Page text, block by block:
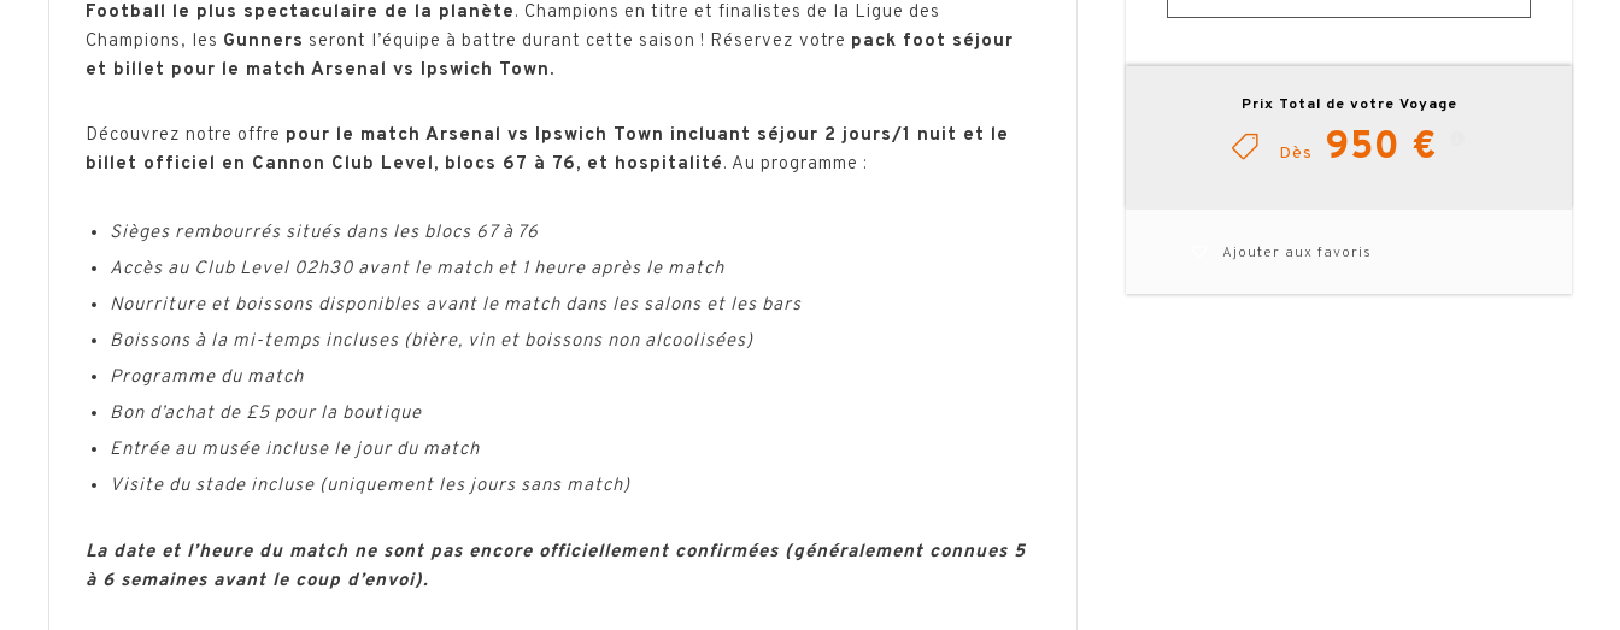
Prix Total de votre Voyage
Dès 950 €
Ajouter aux favoris
Football le plus spectaculaire de la planète. Champions en titre et finalistes de la Ligue des
Champions, les Gunners seront l’équipe à battre durant cette saison ! Réservez votre pack foot séjour
et billet pour le match Arsenal vs Ipswich Town.
Découvrez notre offre pour le match Arsenal vs Ipswich Town incluant séjour 2 jours/1 nuit et le
billet officiel en Cannon Club Level, blocs 67 à 76, et hospitalité. Au programme :
Sièges rembourrés situés dans les blocs 67 à 76
Accès au Club Level 02h30 avant le match et 1 heure après le match
Nourriture et boissons disponibles avant le match dans les salons et les bars
Boissons à la mi-temps incluses (bière, vin et boissons non alcoolisées)
Programme du match
Bon d’achat de £5 pour la boutique
Entrée au musée incluse le jour du match
Visite du stade incluse (uniquement les jours sans match)
La date et l’heure du match ne sont pas encore officiellement confirmées (généralement connues 5
à 6 semaines avant le coup d’envoi).